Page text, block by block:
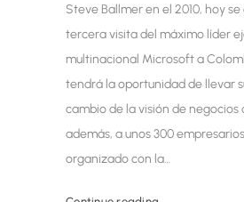
Steve Ballmer en el 2010, hoy
tercera visita del máximo líder
multinacional Microsoft a
tendrá la oportunidad de llevar
cambio de la visión de negocios
además, a unos 300
organizado con la…